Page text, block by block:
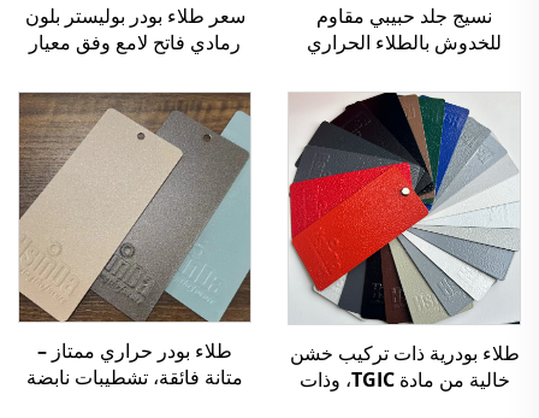
نسيج جلد حبيبي مقاوم
للخدوش بالطلاء الحراري
والسيارات
سعر طلاء بودر بوليستر بلون
رمادي فاتح لامع وفق معيار
طلاء بودرية ذات تركيب خشن
خالية من مادة TGIC، وذات
طلاء بودر حراري ممتاز –
متانة فائقة، تشطيبات نابضة